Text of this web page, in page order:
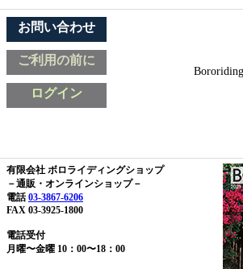
お問い合わせ
ご利用の前に
ログイン
有限会社 ボロライディングショップ
－通販・オンラインショップ－
電話03-3867-6206
FAX 03-3925-1800
電話受付
月曜〜金曜 10：00〜18：00